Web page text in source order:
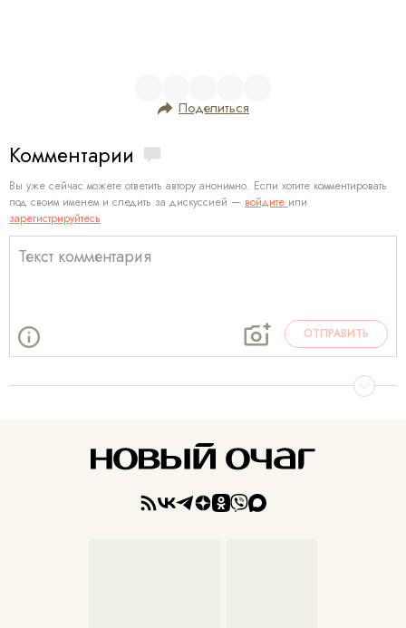
Поделиться
Комментарии
Вы уже сейчас можете ответить автору анонимно. Если хотите комментировать
под своим именем и следить за дискуссией — войдите или
зарегистрируйтесь
ОТПРАВИТЬ